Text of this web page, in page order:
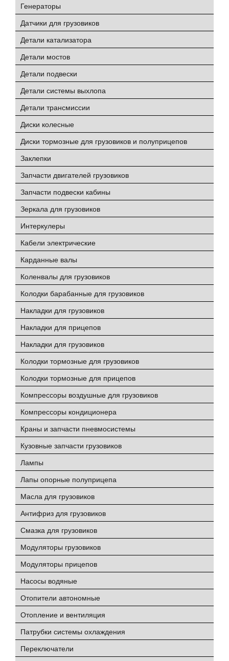
Генераторы
Датчики для грузовиков
Детали катализатора
Детали мостов
Детали подвески
Детали системы выхлопа
Детали трансмиссии
Диски колесные
Диски тормозные для грузовиков и полуприцепов
Заклепки
Запчасти двигателей грузовиков
Запчасти подвески кабины
Зеркала для грузовиков
Интеркулеры
Кабели электрические
Карданные валы
Коленвалы для грузовиков
Колодки барабанные для грузовиков
Накладки для грузовиков
Накладки для прицепов
Накладки для грузовиков
Колодки тормозные для грузовиков
Колодки тормозные для прицепов
Компрессоры воздушные для грузовиков
Компрессоры кондиционера
Краны и запчасти пневмосистемы
Кузовные запчасти грузовиков
Лампы
Лапы опорные полуприцепа
Масла для грузовиков
Антифриз для грузовиков
Смазка для грузовиков
Модуляторы грузовиков
Модуляторы прицепов
Насосы водяные
Отопители автономные
Отопление и вентиляция
Патрубки системы охлаждения
Переключатели